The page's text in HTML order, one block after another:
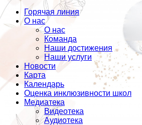
Горячая линия
О нас
О нас
Команда
Наши достижения
Наши услуги
Новости
Карта
Календарь
Оценка инклюзивности школ
Медиатека
Видеотека
Аудиотека